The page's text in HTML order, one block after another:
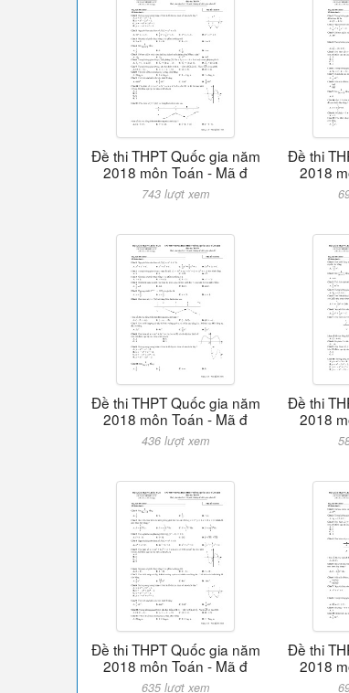
Đề thi THPT Quốc gia năm
2018 môn Toán - Mã đ
743 lượt xem
Đề thi
2018
Đề thi THPT Quốc gia năm
2018 môn Toán - Mã đ
436 lượt xem
Đề thi
2018
Đề thi THPT Quốc gia năm
2018 môn Toán - Mã đ
635 lượt xem
Đề thi
2018